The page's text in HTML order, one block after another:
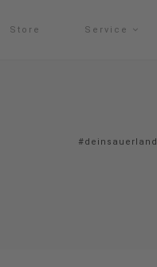
Store Service
#deinsauerland